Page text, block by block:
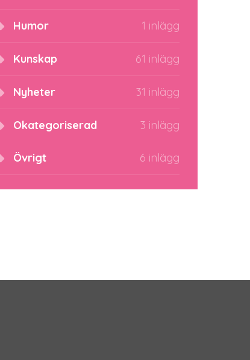
Humor 1 inlägg
Kunskap 61 inlägg
Nyheter 31 inlägg
Okategoriserad 3 inlägg
Övrigt 6 inlägg